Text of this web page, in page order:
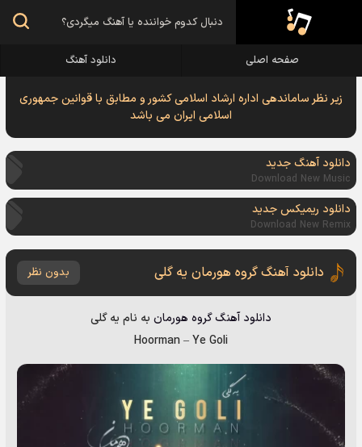
صفحه اصلی دانلود آهنگ
زیر نظر ساماندهی اداره ارشاد اسلامی کشور و مطابق با قوانین جمهوری
اسلامی ایران می باشد
دانلود آهنگ جدید
Download New Music
دانلود ریمیکس جدید
Download New Remix
دانلود آهنگ گروه هورمان یه گلی بدون نظر
دانلود آهنگگروه هورمان به نام یه گلی
Hoorman–Ye Goli